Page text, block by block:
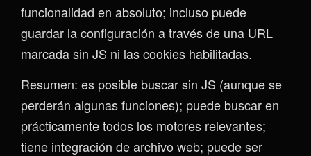
funcionalidad en absoluto; incluso puede
guardar la configuración a través de una URL
marcada sin JS ni las cookies habilitadas.
Resumen: es posible buscar sin JS (aunque se
perderán algunas funciones); puede buscar en
prácticamente todos los motores relevantes;
tiene integración de archivo web; puede ser